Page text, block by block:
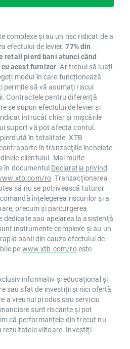
complexe și au un risc ridicat de a
efectului de levier.77% din
pierd bani atunci când
acest furnizor. Ar trebui să luați
modul în care funcționează
permite să vă asumați riscul
Contractele pentru diferență
se supun efectului de levier și
întrucât chiar și mișcările
suport vă pot afecta contul.
în totalitate. XTB
în tranzacţiile încheiate
clientului. Mai multe
în documentul Declarația privind
ro. Tranzacționarea
să nu se potrivească tuturor
înțelegerea riscurilor și a
precum și parcurgerea
dedicate sau apelarea la asistență
instrumente complexe și au un
banii din cauza efectului de
pe www.xtb.com/roeste
informativ și educațional și
sau sfat de investiții și nici ofertă
a vreunui produs sau serviciu
sunt riscante și pot
că performanțele din trecut nu
viitoare. Investiți